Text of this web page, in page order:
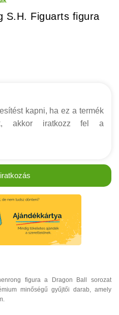
S.H. Figuarts figura
kapni, ha ez a termék
akkor iratkozz fel a
figura a Dragon Ball sorozat
minőségű gyűjtői darab, amely